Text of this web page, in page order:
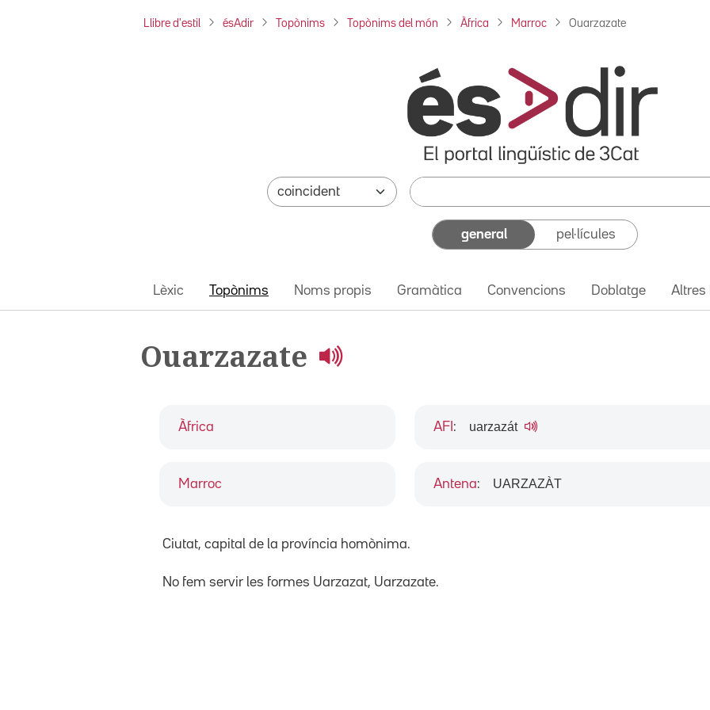
Llibre d'estil ésAdir Topònims Topònims del món Àfrica Marroc Ouarzazate
general pel·lícules
Lèxic Topònims Noms propis Gramàtica Convencions Doblatge Altres
Ouarzazate
Àfrica
Marroc
AFI : uarzazát
Antena: UARZAZÀT
Ciutat, capital de la província homònima.
No fem servir les formes Uarzazat, Uarzazate.